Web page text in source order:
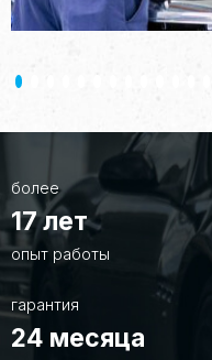
более
17лет
опыт работы
гарантия
24 месяца